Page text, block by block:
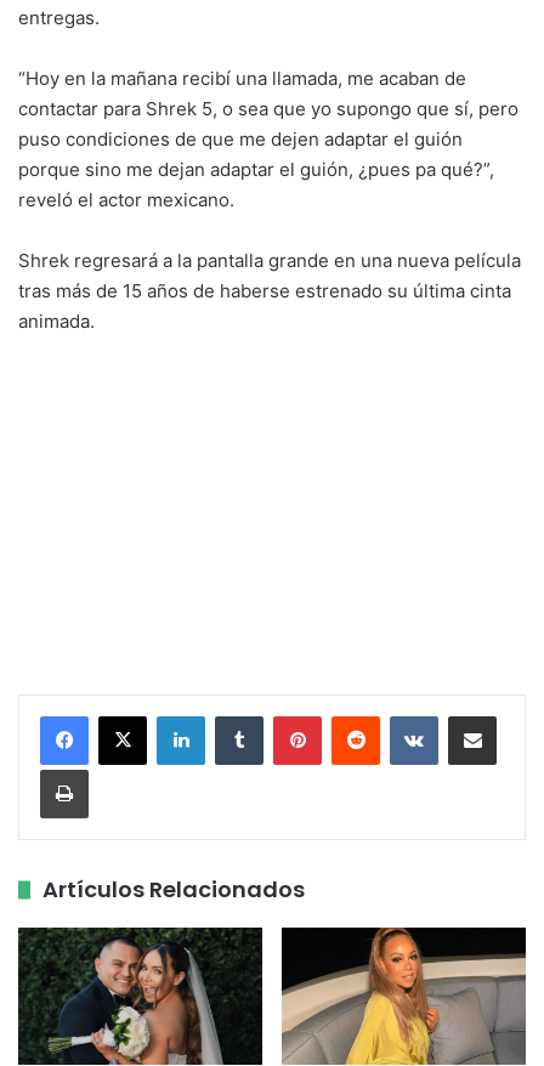
entregas.
“Hoy en la mañana recibí una llamada, me acaban de
contactar para Shrek 5, o sea que yo supongo que sí, pero
puso condiciones de que me dejen adaptar el guión
porque sino me dejan adaptar el guión, ¿pues pa qué?”,
reveló el actor mexicano.
Shrek regresará a la pantalla grande en una nueva película
tras más de 15 años de haberse estrenado su última cinta
animada.
LinkedInTumblr PinterestReddit VKontakteShare via Email
Print
Artículos Relacionados